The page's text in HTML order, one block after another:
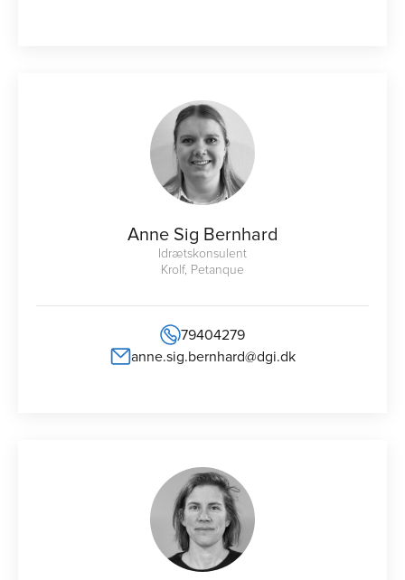
Anne Sig Bernhard
Idrætskonsulent
Krolf, Petanque
79404279
anne.sig.bernhard@dgi.dk